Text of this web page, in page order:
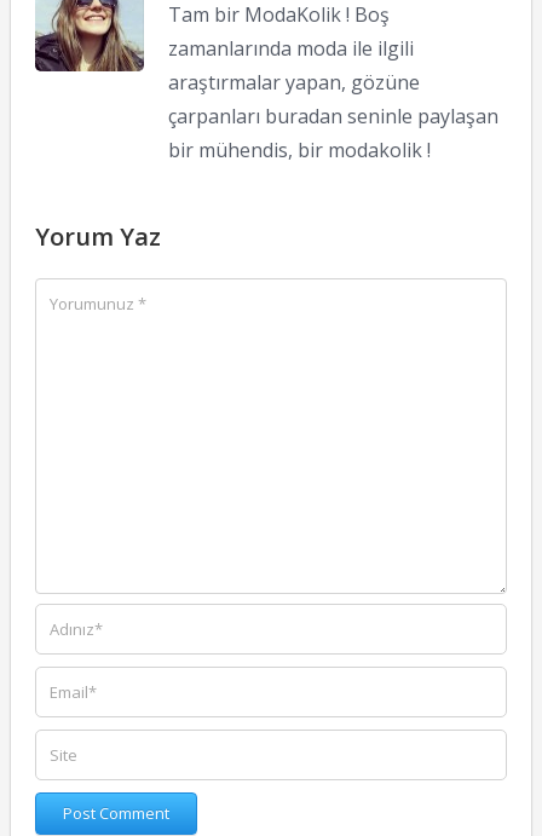
Tam bir ModaKolik ! Boş
zamanlarında moda ile ilgili
araştırmalar yapan, gözüne
çarpanları buradan seninle paylaşan
bir mühendis, bir modakolik !
Yorum Yaz